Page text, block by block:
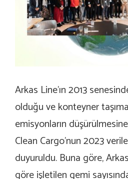
Arkas Line’ın 2013
olduğu ve konteyner
emisyonların
Clean Cargo’nun 2023
duyuruldu. Buna göre,
göre işletilen gemi